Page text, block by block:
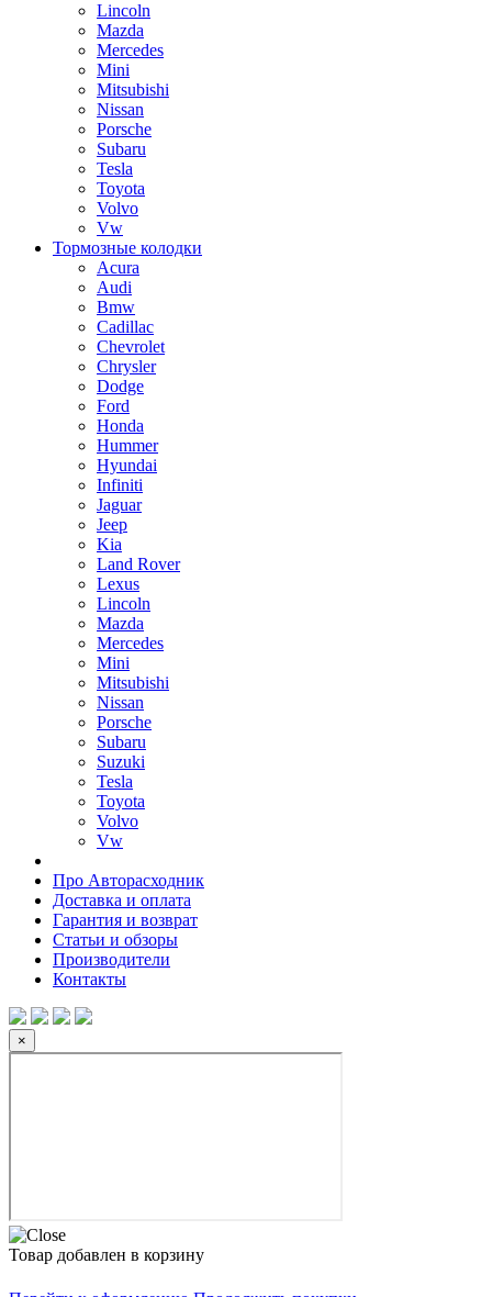
Lincoln
Mazda
Mercedes
Mini
Mitsubishi
Nissan
Porsche
Subaru
Tesla
Toyota
Volvo
Vw
Тормозные колодки
Acura
Audi
Bmw
Cadillac
Chevrolet
Chrysler
Dodge
Ford
Honda
Hummer
Hyundai
Infiniti
Jaguar
Jeep
Kia
Land Rover
Lexus
Lincoln
Mazda
Mercedes
Mini
Mitsubishi
Nissan
Porsche
Subaru
Suzuki
Tesla
Toyota
Volvo
Vw
Про Авторасходник
Доставка и оплата
Гарантия и возврат
Статьи и обзоры
Производители
Контакты
×
Товар добавлен в корзину